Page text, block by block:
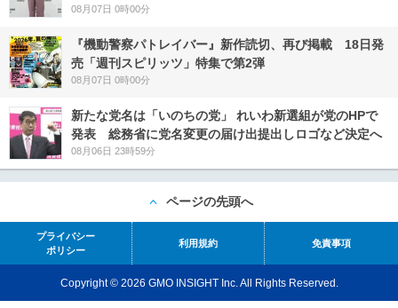
08月07日 0時00分
『機動警察パトレイバー』新作読切、再び掲載 18日発
売「週刊スピリッツ」特集で第2弾
08月07日 0時00分
新たな党名は「いのちの党」 れいわ新選組が党のHPで
発表 総務省に党名変更の届け出提出しロゴなど決定へ
08月06日 23時59分
ページの先頭へ
プライバシー
ポリシー
利用規約 免責事項
Copyright © 2026 GMO INSIGHT Inc. All Rights Reserved.